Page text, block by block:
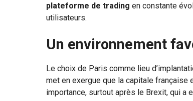
plateforme de trading en constante
utilisateurs.
Un environnement
Le choix de Paris comme lieu
met en exergue que la capitale française
importance, surtout après le Brexit, qui